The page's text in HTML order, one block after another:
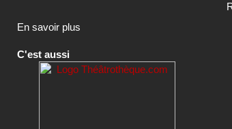
En savoir plus
C'est aussi